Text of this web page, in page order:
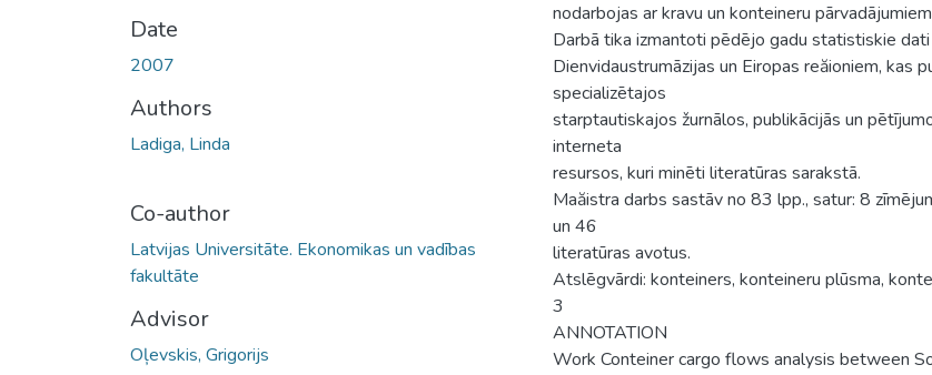
Date
2007
Authors
Ladiga, Linda
Co-author
Latvijas Universitāte. Ekonomikas un vadības
fakultāte
Advisor
Oļevskis, Grigorijs
nodarbojas ar kravu un konteineru
Darbā tika izmantoti pēdējo gadu statistiskie
Dienvidaustrumāzijas un Eiropas reăioniem, kas
specializētajos
starptautiskajos žurnālos, publikācijās un
interneta
resursos, kuri minēti literatūras sarakstā.
Maăistra darbs sastāv no 83 lpp., satur: 8
un 46
literatūras avotus.
Atslēgvārdi: konteiners, konteineru plūsma,
3
ANNOTATION
Work Conteiner cargo flows analysis between